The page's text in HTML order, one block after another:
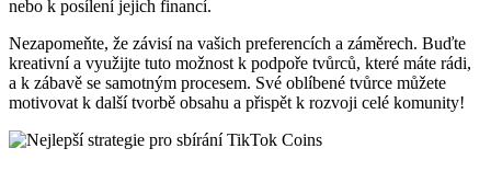
nebo k posílení jejich financí.
Nezapomeňte, že závisí na vašich preferencích a záměrech. Buďte
kreativní a využijte tuto možnost k podpoře tvůrců, které máte rádi,
a k zábavě se samotným procesem. Své oblíbené tvůrce můžete
motivovat k další tvorbě obsahu a přispět k rozvoji celé komunity!